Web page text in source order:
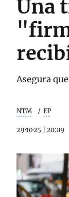
Una
Asegura
NTM EP
29·10·25 20:09